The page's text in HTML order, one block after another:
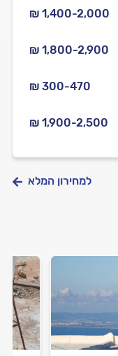
₪ 1,400-2,000
₪ 1,800-2,900
₪ 300-470
₪ 1,900-2,500
למחירון המלא